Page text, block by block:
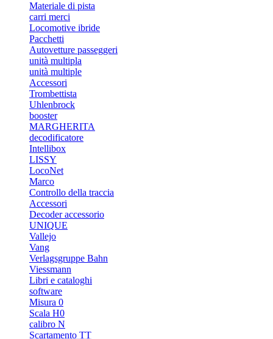
Materiale di pista
carri merci
Locomotive ibride
Pacchetti
Autovetture passeggeri
unità multipla
unità multiple
Accessori
Trombettista
Uhlenbrock
booster
MARGHERITA
decodificatore
Intellibox
LISSY
LocoNet
Marco
Controllo della traccia
Accessori
Decoder accessorio
UNIQUE
Vallejo
Vang
Verlagsgruppe Bahn
Viessmann
Libri e cataloghi
software
Misura 0
Scala H0
calibro N
Scartamento TT